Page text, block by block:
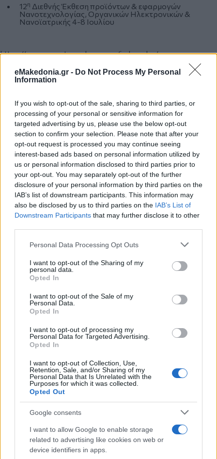
eMakedonia.gr - Do Not Process My Personal
Information
If you wish to opt-out of the sale, sharing to third parties, or
processing of your personal or sensitive information for
targeted advertising by us, please use the below opt-out
section to confirm your selection. Please note that after your
opt-out request is processed you may continue seeing
interest-based ads based on personal information utilized by
us or personal information disclosed to third parties prior to
your opt-out. You may separately opt-out of the further
disclosure of your personal information by third parties on the
IAB’s list of downstream participants. This information may
also be disclosed by us to third parties on the IAB’s List of
Downstream Participants that may further disclose it to other
Please note that this website/app uses one or more Google
not limited to your visit or usage behaviour. You may click to
grant or deny consent to Google and its third-party tags to
use your data for below specified purposes in below Google
consent section.
Personal Data Processing Opt Outs
I want to opt-out of the Sharing of my
personal data.
Opted In
I want to opt-out of the Sale of my
Personal Data.
Opted In
I want to opt-out of processing my
Personal Data for Targeted Advertising.
Opted In
I want to opt-out of Collection, Use,
Retention, Sale, and/or Sharing of my
Personal Data that Is Unrelated with the
Purposes for which it was collected.
Opted Out
Google consents
I want to allow Google to enable storage
related to advertising like cookies on web or
device identifiers in apps.
12η Διεθνής Έκθεση προϊόντων & εφαρμογών
Νανοτεχνολογίας, Οργανικών Ηλεκτρονικών &
Νανοϊατρικής 4-8 Ιουλίου
https://www.nanotexnology.com/index.php/expo
NANOTEXNOLOGY 2022 Business Forum 5-7 Ιουλίου
https://www.nanotexnology.com/index.php/about-business-
forum
Πληροφορίες: www.nanotexnology.com
Κάνε κλικ και δες περισσότεροemakedonia.grστην
αναζήτηση τηςGoogle
Πρόσθεσέ το στηνGoogle
ΘΕΣΣΑΛΟΝΙΚΗ